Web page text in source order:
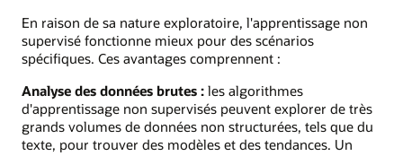
En raison de sa nature exploratoire, l'apprentissage non
supervisé fonctionne mieux pour des scénarios
spécifiques. Ces avantages comprennent :
Analyse des données brutes : les algorithmes
d'apprentissage non supervisés peuvent explorer de très
grands volumes de données non structurées, tels que du
texte, pour trouver des modèles et des tendances. Un